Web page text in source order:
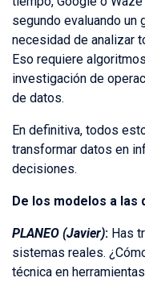
segundo evaluando
necesidad de analizar
Eso requiere
investigación de
de datos.
En definitiva, todos
transformar datos en
decisiones.
De los modelos a las
PLANEO (Javier): Has
sistemas reales.
técnica en